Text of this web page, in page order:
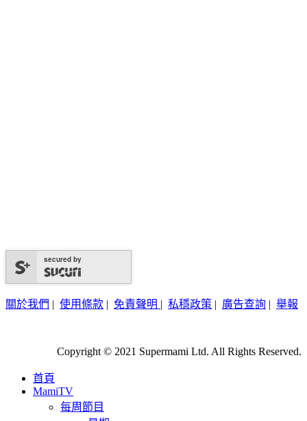
secured by
關於我們 | 使用條款 | 免責聲明 | 私穩政策 | 廣告查詢 | 舉報
Copyright © 2021 Supermami Ltd. All Rights Reserved.
首頁
MamiTV
每周節目